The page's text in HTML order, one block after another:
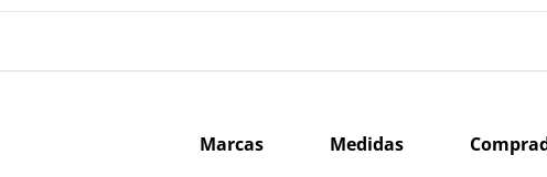
Marcas Medidas